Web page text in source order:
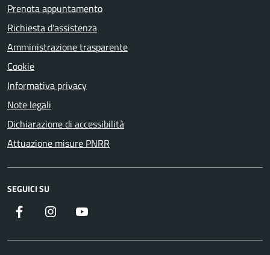
Prenota appuntamento
Richiesta d'assistenza
Amministrazione trasparente
Cookie
Informativa privacy
Note legali
Dichiarazione di accessibilità
Attuazione misure PNRR
SEGUICI SU
Facebook Instagram